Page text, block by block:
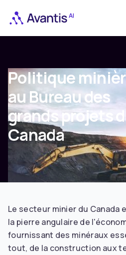
Politique
au Bureau des
grands projets
Canada
Le secteur minier du Canada
la pierre angulaire de
fournissant des minéraux
tout, de la construction aux